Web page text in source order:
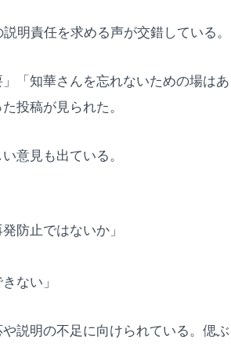
明責任を求める声が交錯している。
「知華さんを忘れないための場はあ
投稿が見られた。
意見も出ている。
防止ではないか」
ない」
説明の不足に向けられている。偲ぶ